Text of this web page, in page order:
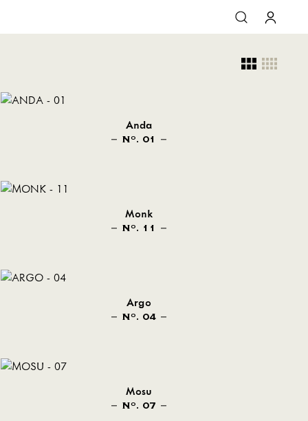
Anda
NO . 01
Monk
NO . 11
Argo
NO . 04
Mosu
NO . 07